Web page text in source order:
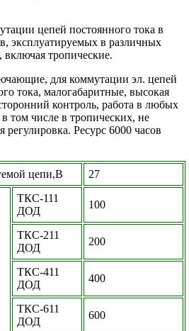
цепей постоянного тока в
эксплуатируемых в различных
включая тропические.
для коммутации эл. цепей
тока, малогабаритные, высокая
контроль, работа в любых
том числе в тропических, не
регулировка. Ресурс 6000 часов
цепи,В 27
ТКС-111
ДОД
100
ТКС-211
ДОД
200
ТКС-411
ДОД
400
ТКС-611
ДОД
600